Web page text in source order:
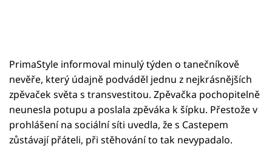
PrimaStyle informoval minulý týden o tanečníkově
nevěře, který údajně podváděl jednu z nejkrásnějších
zpěvaček světa s transvestitou. Zpěvačka pochopitelně
neunesla potupu a poslala zpěváka k šípku. Přestože v
prohlášení na sociální síti uvedla, že s Castepem
zůstávají přáteli, při stěhování to tak nevypadalo.